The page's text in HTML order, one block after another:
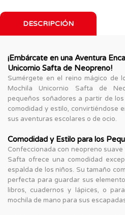
DESCRIPCIÓN
¡Embárcate en una Aventura
Unicornio Safta de Neopreno!
Sumérgete en el reino mágico de
Mochila Unicornio Safta de
pequeños soñadores a partir de
comodidad y estilo, convirtiéndose
sus aventuras escolares o de ocio.
Comodidad y Estilo para los
Confeccionada con neopreno
Safta ofrece una comodidad
espalda de los niños. Su tamaño
perfecta para guardar sus
libros, cuadernos y lápices, o
mochila de mano para sus